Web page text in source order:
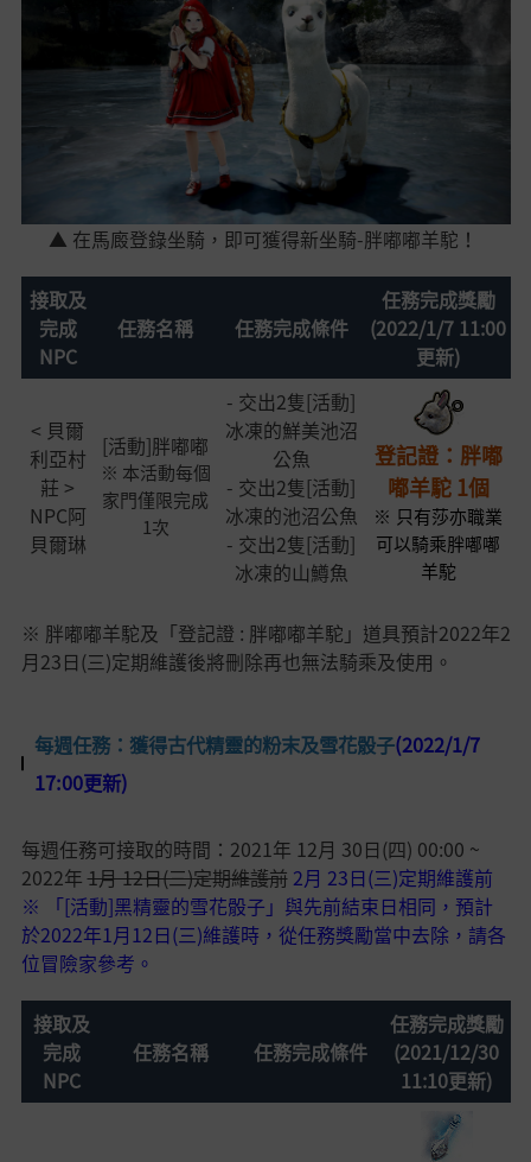
▲ 在馬廄登錄坐騎，即可獲得新坐騎-胖嘟嘟羊駝！
接取及
完成
NPC
任務名稱 任務完成條件
任務完成獎勵
(2022/1/7 11:00
更新)
< 貝爾
利亞村
莊 >
NPC阿
貝爾琳
[活動]胖嘟嘟
※ 本活動每個
家門僅限完成
1次
- 交出2隻[活動]
冰凍的鮮美池沼
公魚
- 交出2隻[活動]
冰凍的池沼公魚
- 交出2隻[活動]
冰凍的山鱒魚
登記證：胖嘟
嘟羊駝 1個
※ 只有莎亦職業
可以騎乘胖嘟嘟
羊駝
※ 胖嘟嘟羊駝及「登記證 : 胖嘟嘟羊駝」道具預計2022年2
月23日(三)定期維護後將刪除再也無法騎乘及使用。
每週任務：獲得古代精靈的粉末及雪花骰子(2022/1/7
17:00更新)
每週任務可接取的時間： 2021年 12月 30日(四) 00:00 ~
2022年1月 12日(三)定期維護前 2月 23日(三)定期維護前
※
「[活動]黑精靈的雪花骰子 」 與先前結束日相同， 預計
於2022年1月12日(三)維護時，從任務獎勵當中去除 ，請各
位冒險家參考 。
接取及
完成
NPC
任務名稱 任務完成條件
任務完成獎勵
(2021/12/30
11:10更新)